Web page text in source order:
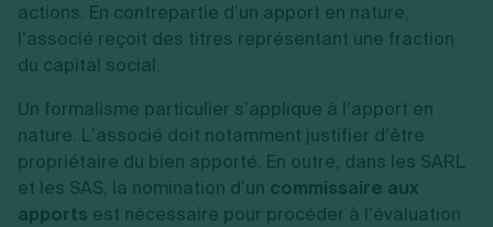
actions. En contrepartie d’un apport en nature,
l’associé reçoit des titres représentant une fraction
du capital social.
Un formalisme particulier s’applique à l’apport en
nature. L’associé doit notamment justifier d’être
propriétaire du bien apporté. En outre, dans les SARL
et les SAS, la nomination d’un commissaire aux
apports est nécessaire pour procéder à l’évaluation